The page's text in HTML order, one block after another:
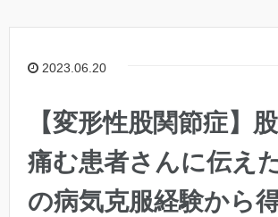
2023.06.20
【変形性股関節症】
痛む患者さんに伝え
の病気克服経験から